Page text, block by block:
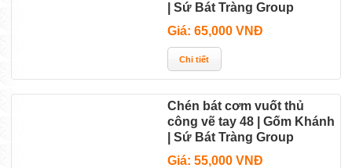
| Sứ Bát Tràng Group
Giá: 65,000 VNĐ
Chén bát cơm vuốt thủ
công vẽ tay 48 | Gốm Khánh
| Sứ Bát Tràng Group
Giá: 55,000 VNĐ